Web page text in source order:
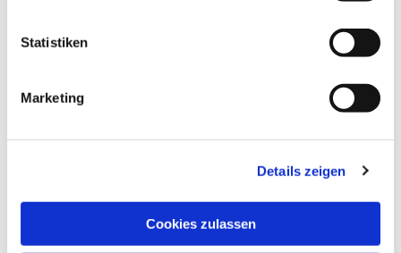
Statistiken
Marketing
Details zeigen
Cookies zulassen